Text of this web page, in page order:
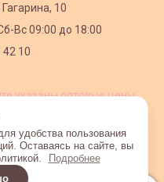
10
Вс 09:00 до 18:00
42 10
указаны оптовые цены,
удобства пользования
Оставаясь на сайте, вы
Подробнее